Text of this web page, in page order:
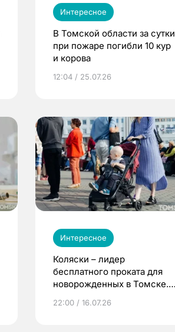
Интересное
В Томской области за сутки
при пожаре погибли 10 кур
и корова
12:04 / 25.07.26
Интересное
Коляски – лидер
бесплатного проката для
новорожденных в Томске.
22:00 / 16.07.26